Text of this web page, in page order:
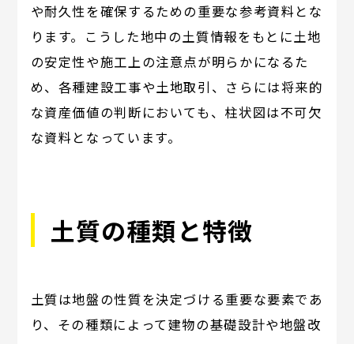
や耐久性を確保するための重要な参考資料とな
ります。こうした地中の土質情報をもとに土地
の安定性や施工上の注意点が明らかになるた
め、各種建設工事や土地取引、さらには将来的
な資産価値の判断においても、柱状図は不可欠
な資料となっています。
土質の種類と特徴
土質は地盤の性質を決定づける重要な要素であ
り、その種類によって建物の基礎設計や地盤改